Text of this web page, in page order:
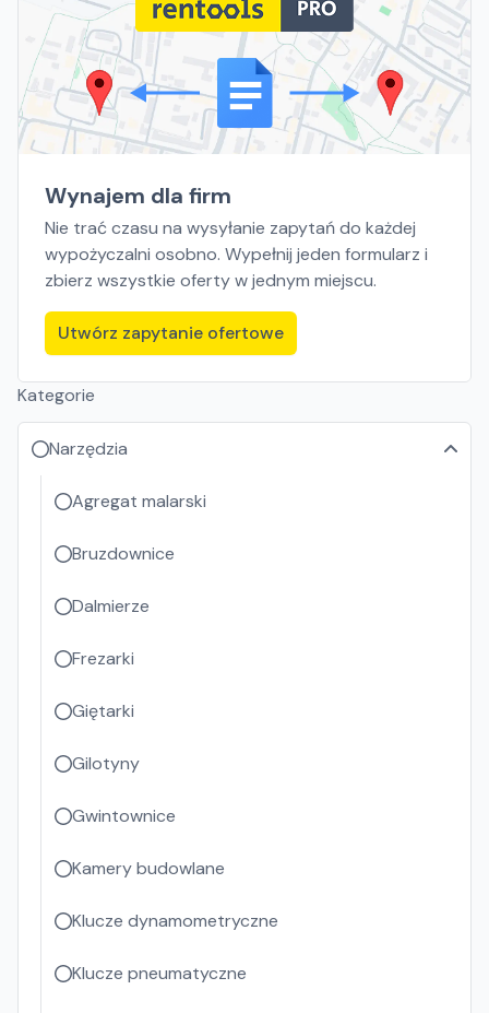
Wynajem dla firm
Nie trać czasu na wysyłanie zapytań do każdej
wypożyczalni osobno. Wypełnij jeden formularz i
zbierz wszystkie oferty w jednym miejscu.
Utwórz zapytanie ofertowe
Kategorie
Narzędzia
Agregat malarski
Bruzdownice
Dalmierze
Frezarki
Giętarki
Gilotyny
Gwintownice
Kamery budowlane
Klucze dynamometryczne
Klucze pneumatyczne